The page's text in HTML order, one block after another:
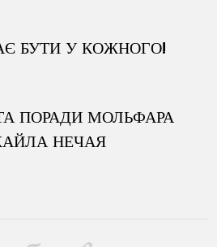
БУТИ У КОЖНОГО!
ПОРАДИ МОЛЬФАРА
НЕЧАЯ